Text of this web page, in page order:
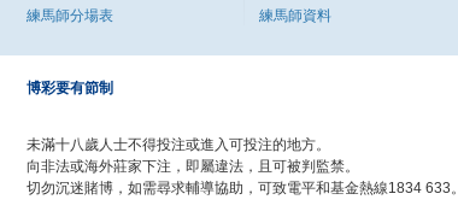
練馬師分場表
練馬師資料
博彩要有節制
未滿十八歲人士不得投注或進入可投注的地方。
向非法或海外莊家下注，即屬違法，且可被判監禁。
切勿沉迷賭博，如需尋求輔導協助，可致電平和基金熱線1834 633。